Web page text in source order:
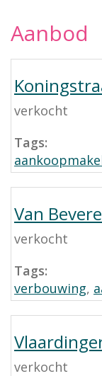
Aanbod
verkocht
Tags:
Van
verkocht
Tags:
verbouwing,
verkocht